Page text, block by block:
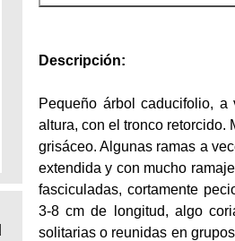
Descripción:
Pequeño árbol caducifolio,
altura, con el tronco retorcido.
grisáceo. Algunas ramas a
extendida y con mucho
fasciculadas, cortamente
3-8 cm de longitud, algo
solitarias o reunidas en